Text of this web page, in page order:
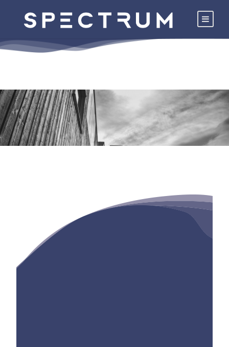
Naša tanka linija proizvoda potpuno pokriva
širok spektar aplikacija za pločice i prirodni
kamen polaganje. Na taj se način usklađenim
i održivim rezultatom postiže bez uporabe
kompliciranih posebnih proizvoda.